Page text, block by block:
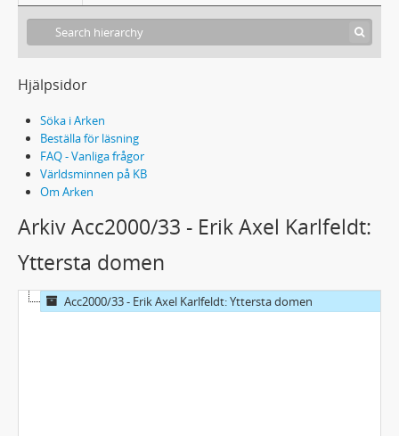
Hjälpsidor
Söka i Arken
Beställa för läsning
FAQ - Vanliga frågor
Världsminnen på KB
Om Arken
Arkiv Acc2000/33 - Erik Axel Karlfeldt:
Yttersta domen
Acc2000/33 - Erik Axel Karlfeldt: Yttersta domen